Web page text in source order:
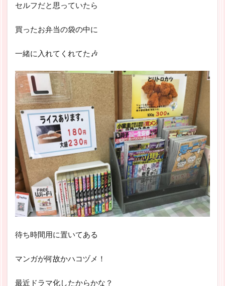
セルフだと思っていたら
買ったお弁当の袋の中に
一緒に入れてくれてた🎶
待ち時間用に置いてある
マンガが何故かハコヅメ！
最近ドラマ化したからかな？